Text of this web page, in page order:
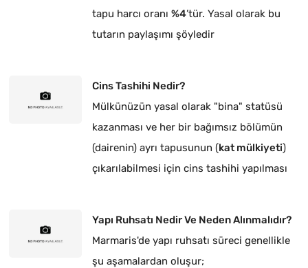
tapu harcı oranı %4’tür. Yasal olarak bu
tutarın paylaşımı şöyledir
Cins Tashihi Nedir?
Mülkünüzün yasal olarak "bina" statüsü
kazanması ve her bir bağımsız bölümün
(dairenin) ayrı tapusunun (kat mülkiyeti)
çıkarılabilmesi için cins tashihi yapılması
Yapı Ruhsatı Nedir Ve Neden Alınmalıdır?
Marmaris'de yapı ruhsatı süreci genellikle
şu aşamalardan oluşur;